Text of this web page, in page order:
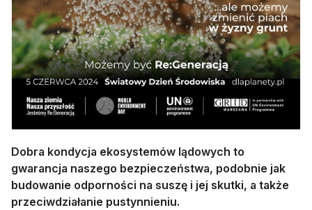
Dobra kondycja ekosystemów lądowych to
gwarancja naszego bezpieczeństwa, podobnie jak
budowanie odporności na suszę i jej skutki, a także
przeciwdziałanie pustynnieniu.